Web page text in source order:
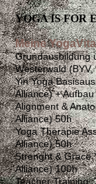
YOGA IS FOR
Meine YogaVita
Grundausbildung
Westerwald
Yin Yoga
Alliance) +
Alignment &
Alliance) 50h
Yoga Therapie
Alliance) 50h
Strenght & Grace
Alliance) 100h
Teacher Training: